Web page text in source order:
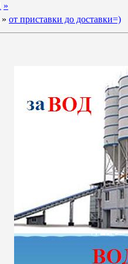
»
» от приставки до доставки=)